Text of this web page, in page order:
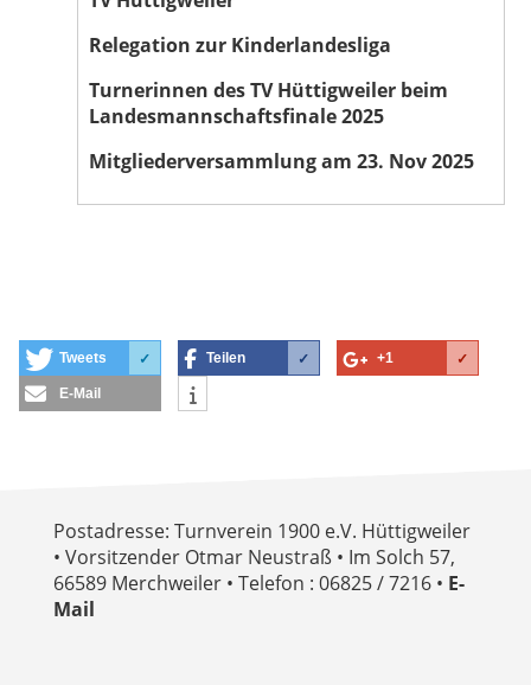
Relegation zur Kinderlandesliga
Turnerinnen des TV Hüttigweiler beim
Landesmannschaftsfinale 2025
Mitgliederversammlung am 23. Nov 2025
Tweets ✓ Teilen ✓ +1 ✓
E-Mail
Postadresse: Turnverein 1900 e.V. Hüttigweiler
• Vorsitzender Otmar Neustraß • Im Solch 57,
66589 Merchweiler • Telefon : 06825 / 7216 • E-
Mail